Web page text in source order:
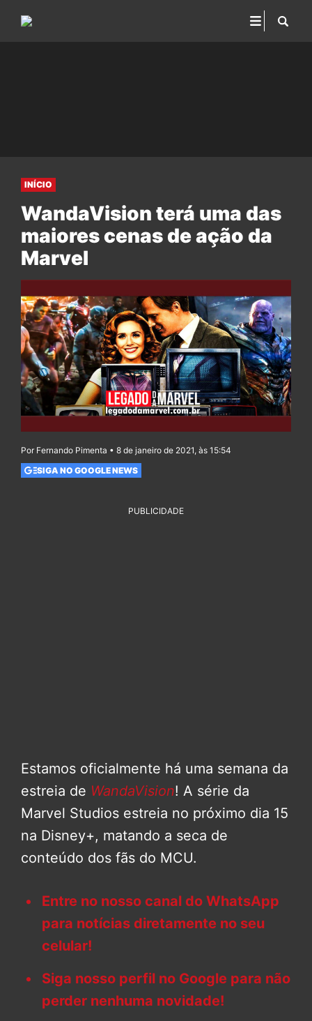
INÍCIO
WandaVision terá uma das
maiores cenas de ação da
Marvel
Por Fernando Pimenta • 8 de janeiro de 2021, às 15:54
SIGA NO GOOGLE NEWS
PUBLICIDADE
Estamos oficialmente há uma semana da
estreia de WandaVision! A série da
Marvel Studios estreia no próximo dia 15
na Disney+, matando a seca de
conteúdo dos fãs do MCU.
Entre no nosso canal do WhatsApp
para notícias diretamente no seu
celular!
Siga nosso perfil no Google para não
perder nenhuma novidade!